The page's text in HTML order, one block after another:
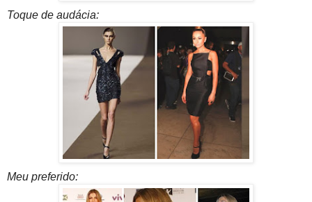
Toque de audácia:
Meu preferido: